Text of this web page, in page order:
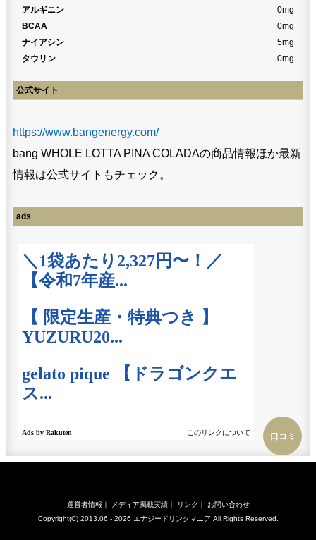
口コミ
アルギニン
0mg
BCAA
0mg
ナイアシン
5mg
タウリン
0mg
公式サイト
https://www.bangenergy.com/
bang WHOLE LOTTA PINA COLADAの商品情報ほか最新
情報は公式サイトもチェック。
ads
運営者情報 ｜ メディア掲載実績｜ リンク ｜ お問い合わせ
Copyright(C) 2013.06 - 2026 エナジードリンクマニア All Rights Reserved.